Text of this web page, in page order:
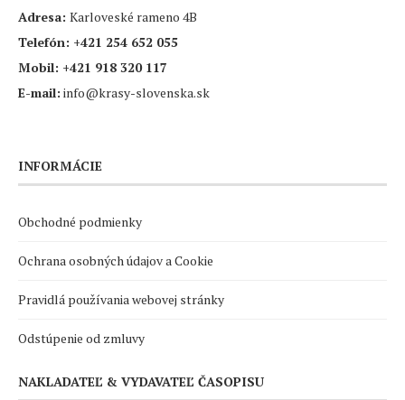
Adresa: Karloveské rameno 4B
Telefón: +421 254 652 055
Mobil: +421 918 320 117
E-mail: info@krasy-slovenska.sk
INFORMÁCIE
Obchodné podmienky
Ochrana osobných údajov a Cookie
Pravidlá používania webovej stránky
Odstúpenie od zmluvy
NAKLADATEĽ & VYDAVATEĽ ČASOPISU